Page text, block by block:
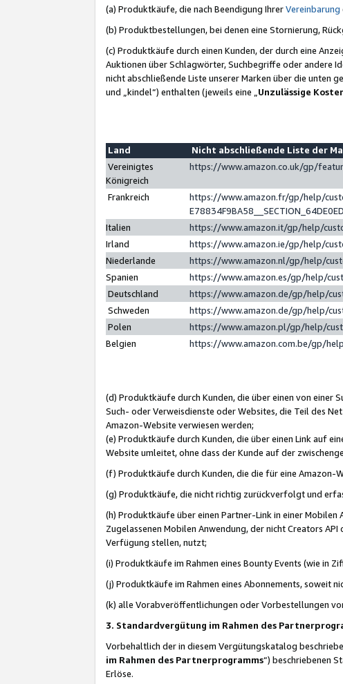
(a) Produktkäufe, die nach Beendigung IhrerVereinbarung
(b) Produktbestellungen, bei denen eine Stornierung,
(c) Produktkäufe durch einen Kunden, der durch eine
Auktionen über Schlagwörter, Suchbegriffe oder andere
nicht abschließende Liste unserer Marken über die unten
und „kindel“) enthalten (jeweils eine „ Unzulässige
Land
Nicht abschließende Liste der
Vereinigtes
Königreich
https://www.amazon.co.uk/gp/
Frankreich
https://www.amazon.fr/gp/help/
Italien
https://www.amazon.it/gp/help/
Irland
https://www.amazon.ie/gp/help/
Niederlande
https://www.amazon.nl/gp/help/
Spanien
https://www.amazon.es/gp/help/
Deutschland
https://www.amazon.de/gp/help/
Schweden
https://www.amazon.de/gp/help/
Polen
https://www.amazon.pl/gp/help/
Belgien
https://www.amazon.com.be/gp/
(d) Produktkäufe durch Kunden, die über einen von einer
Such- oder Verweisdienste oder Websites, die Teil des
Amazon-Website verwiesen werden;
(e) Produktkäufe durch Kunden, die über einen Link auf
Website umleitet, ohne dass der Kunde auf der
(f) Produktkäufe durch Kunden, die die für eine Amazon-
(g) Produktkäufe, die nicht richtig zurückverfolgt und
(h) Produktkäufe über einen Partner-Link in einer Mobilen
Zugelassenen Mobilen Anwendung, der nicht Creators
Verfügung stellen, nutzt;
(i) Produktkäufe im Rahmen eines Bounty Events (wie in
(j) Produktkäufe im Rahmen eines Abonnements, soweit
(k) alle Vorabveröffentlichungen oder Vorbestellungen
3. Standardvergütung im Rahmen des
Vorbehaltlich der in diesem Vergütungskatalog
im Rahmen des Partnerprogramms“) beschriebenen
Erlöse.